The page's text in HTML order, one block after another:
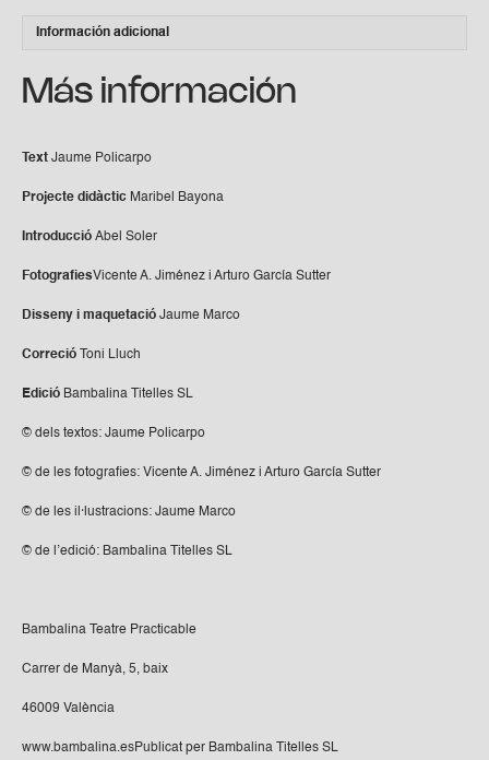
Adaptació
teatral
Información adicional
Más información
Text Jaume Policarpo
Projecte didàctic Maribel Bayona
Introducció Abel Soler
FotografiesVicente A. Jiménez i Arturo García Sutter
Disseny i maquetació Jaume Marco
Correció Toni Lluch
Edició Bambalina Titelles SL
© dels textos: Jaume Policarpo
© de les fotografies: Vicente A. Jiménez i Arturo García Sutter
© de les il·lustracions: Jaume Marco
© de l’edició: Bambalina Titelles SL
Bambalina Teatre Practicable
Carrer de Manyà, 5, baix
46009 València
www.bambalina.esPublicat per Bambalina Titelles SL